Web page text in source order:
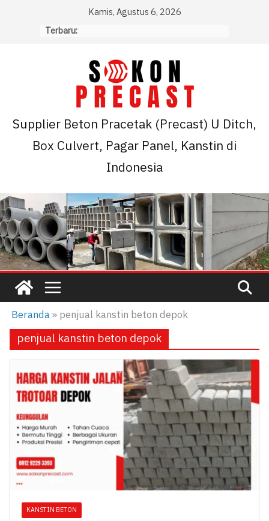
Kamis, Agustus 6, 2026
Terbaru:
Supplier Beton Pracetak (Precast) U Ditch,
Box Culvert, Pagar Panel, Kanstin di
Indonesia
Beranda» penjual kanstin beton depok
penjual kanstin beton depok
KANSTIN BETON